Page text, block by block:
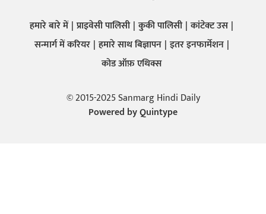
हमारे बारे में प्राइवेसी पालिसी कुकी पालिसी कांटेक्ट उस
सन्मार्ग में करियर हमारे साथ बिज्ञापन इतर इनफार्मेशन
कोड ऑफ़ एथिक्स
© 2015-2025 Sanmarg Hindi Daily
Powered byQuintype